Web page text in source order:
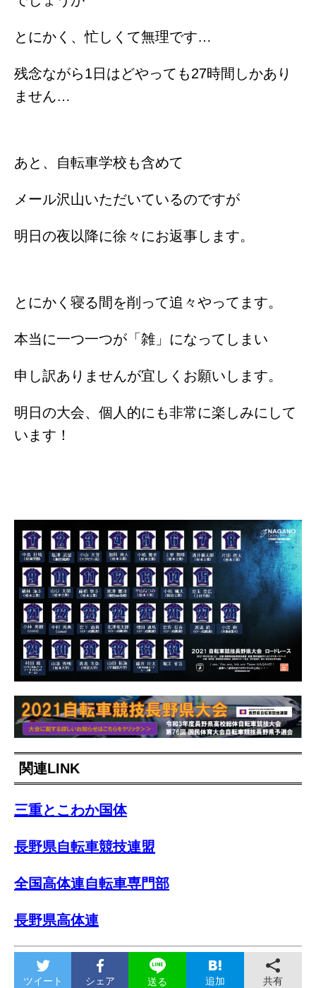
とにかく、忙しくて無理です…
残念ながら1日はどやっても27時間しかあり
ません…
あと、自転車学校も含めて
メール沢山いただいているのですが
明日の夜以降に徐々にお返事します。
とにかく寝る間を削って追々やってます。
本当に一つ一つが「雑」になってしまい
申し訳ありませんが宜しくお願いします。
明日の大会、個人的にも非常に楽しみにして
います！
関連LINK
三重とこわか国体
長野県自転車競技連盟
全国高体連自転車専門部
長野県高体連
ツイート シェア 送る 追加 共有